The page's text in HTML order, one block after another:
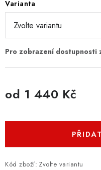
Varianta
od 1 440 Kč
Kód zboží: Zvolte variantu